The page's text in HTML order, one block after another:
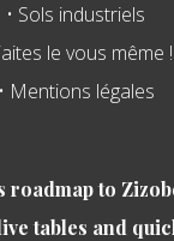
• Sols industriels
le vous même !
• Mentions légales
roadmap to
tables and